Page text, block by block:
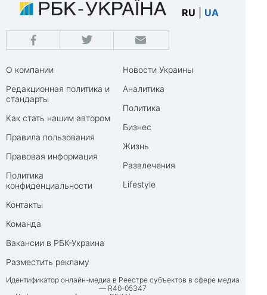
RU UA
О компании
Редакционная политика и
стандарты
Как стать нашим автором
Правила пользования
Правовая информация
Политика
конфиденциальности
Контакты
Команда
Вакансии в РБК-Украина
Разместить рекламу
Новости Украины
Аналитика
Политика
Бизнес
Жизнь
Развлечения
Lifestyle
Идентификатор онлайн-медиа в Реестре субъектов в сфере медиа
— R40-05347